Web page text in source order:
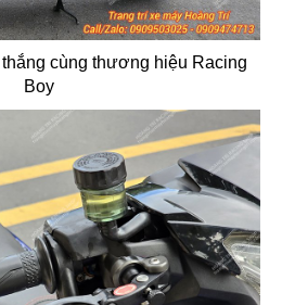
cùng thương hiệu Racing
Boy